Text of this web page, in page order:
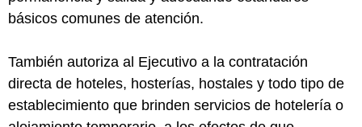
básicos comunes de atención.
También autoriza al Ejecutivo a la contratación
directa de hoteles, hosterías, hostales y todo tipo de
establecimiento que brinden servicios de hotelería o